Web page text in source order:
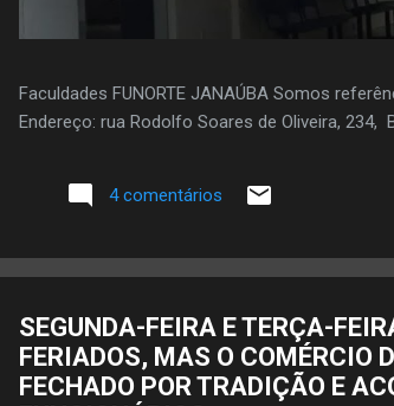
Faculdades FUNORTE JANAÚBA Somos
Endereço: rua Rodolfo Soares de Oliveira, 234,
4 comentários
SEGUNDA-FEIRA E TERÇA-
FERIADOS, MAS O COMÉRCIO
FECHADO POR TRADIÇÃO E